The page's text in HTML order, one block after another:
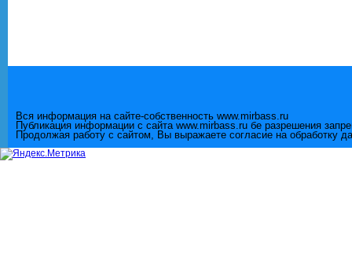
Вся информация на сайте-собственность www.mirbass.ru
Публикация информации с сайта www.mirbass.ru бе разрешения
Продолжая работу с сайтом, Вы выражаете согласие на обработку